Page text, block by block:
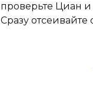
Циан и
Сразу